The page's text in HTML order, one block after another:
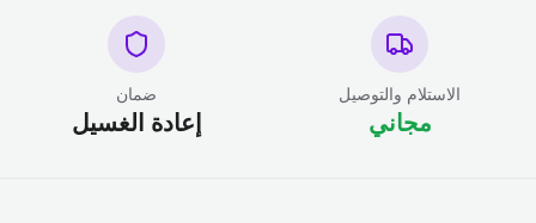
الاستلام والتوصيل
مجاني
ضمان
إعادة الغسيل